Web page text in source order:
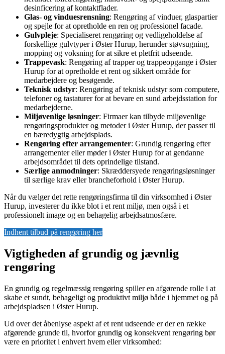
desinficering af kontaktflader.
Glas- og vinduesrensning: Rengøring af vinduer, glaspartier
og spejle for at opretholde en ren og professionel facade.
Gulvpleje: Specialiseret rengøring og vedligeholdelse af
forskellige gulvtyper i Øster Hurup, herunder støvsugning,
mopping og voksning for at sikre et pletfrit udseende.
Trappevask: Rengøring af trapper og trappeopgange i Øster
Hurup for at opretholde et rent og sikkert område for
medarbejdere og besøgende.
Teknisk udstyr: Rengøring af teknisk udstyr som computere,
telefoner og tastaturer for at bevare en sund arbejdsstation for
medarbejderne.
Miljøvenlige løsninger: Firmaer kan tilbyde miljøvenlige
rengøringsprodukter og metoder i Øster Hurup, der passer til
en bæredygtig arbejdsplads.
Rengøring efter arrangementer: Grundig rengøring efter
arrangementer eller møder i Øster Hurup for at gendanne
arbejdsområdet til dets oprindelige tilstand.
Særlige anmodninger: Skræddersyede rengøringsløsninger
til særlige krav eller brancheforhold i Øster Hurup.
Når du vælger det rette rengøringsfirma til din virksomhed i Øster
Hurup, investerer du ikke blot i et rent miljø, men også i et
professionelt image og en behagelig arbejdsatmosfære.
Indhent tilbud på rengøring her
Vigtigheden af grundig og jævnlig
rengøring
En grundig og regelmæssig rengøring spiller en afgørende rolle i at
skabe et sundt, behageligt og produktivt miljø både i hjemmet og på
arbejdspladsen i Øster Hurup.
Ud over det åbenlyse aspekt af et rent udseende er der en række
afgørende grunde til, hvorfor grundig og konsekvent rengøring bør
være en prioritet i enhvert hvem eller virksomhed: